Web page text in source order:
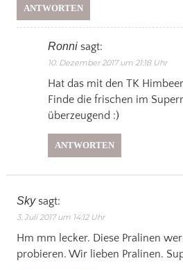
ANTWORTEN
Ronni sagt:
10. Dezember 2017 um 21:18 Uhr
Hat das mit den TK
Finde die frischen im
überzeugend :)
ANTWORTEN
Sky sagt:
3. Juli 2017 um 14:12 Uhr
Hm mm lecker. Diese Pralinen
probieren. Wir lieben Pralinen.